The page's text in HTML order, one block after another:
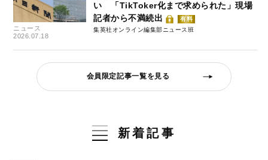
ニュース
2026.07.18
い 「TikToker化まで求められた」現場
記者から不満続出
有料
集英社オンライン編集部ニュース班
会員限定記事一覧を見る
新着記事